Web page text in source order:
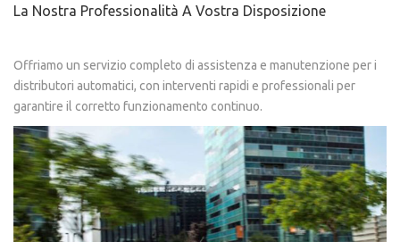
La Nostra Professionalità A Vostra Disposizione
Offriamo un servizio completo di assistenza e manutenzione per i
distributori automatici, con interventi rapidi e professionali per
garantire il corretto funzionamento continuo.